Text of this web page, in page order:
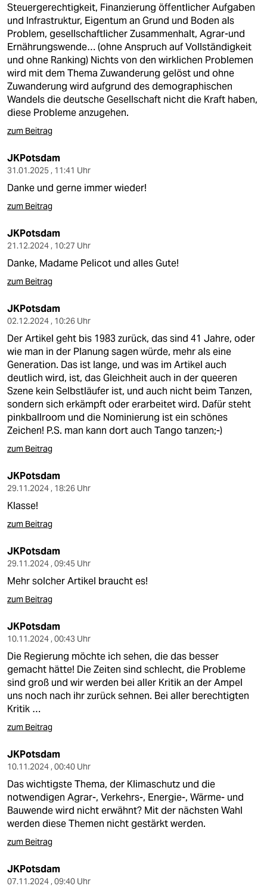
Steuergerechtigkeit, Finanzierung öffentlicher Aufgaben
und Infrastruktur, Eigentum an Grund und Boden als
Problem, gesellschaftlicher Zusammenhalt, Agrar-und
Ernährungswende… (ohne Anspruch auf Vollständigkeit
und ohne Ranking) Nichts von den wirklichen Problemen
wird mit dem Thema Zuwanderung gelöst und ohne
Zuwanderung wird aufgrund des demographischen
Wandels die deutsche Gesellschaft nicht die Kraft haben,
diese Probleme anzugehen.
zum Beitrag
JKPotsdam
31.01.2025 , 11:41 Uhr
Danke und gerne immer wieder!
zum Beitrag
JKPotsdam
21.12.2024 , 10:27 Uhr
Danke, Madame Pelicot und alles Gute!
zum Beitrag
JKPotsdam
02.12.2024 , 10:26 Uhr
Der Artikel geht bis 1983 zurück, das sind 41 Jahre, oder
wie man in der Planung sagen würde, mehr als eine
Generation. Das ist lange, und was im Artikel auch
deutlich wird, ist, das Gleichheit auch in der queeren
Szene kein Selbstläufer ist, und auch nicht beim Tanzen,
sondern sich erkämpft oder erarbeitet wird. Dafür steht
pinkballroom und die Nominierung ist ein schönes
Zeichen! P.S. man kann dort auch Tango tanzen;-)
zum Beitrag
JKPotsdam
29.11.2024 , 18:26 Uhr
Klasse!
zum Beitrag
JKPotsdam
29.11.2024 , 09:45 Uhr
Mehr solcher Artikel braucht es!
zum Beitrag
JKPotsdam
10.11.2024 , 00:43 Uhr
Die Regierung möchte ich sehen, die das besser
gemacht hätte! Die Zeiten sind schlecht, die Probleme
sind groß und wir werden bei aller Kritik an der Ampel
uns noch nach ihr zurück sehnen. Bei aller berechtigten
Kritik …
zum Beitrag
JKPotsdam
10.11.2024 , 00:40 Uhr
Das wichtigste Thema, der Klimaschutz und die
notwendigen Agrar-, Verkehrs-, Energie-, Wärme- und
Bauwende wird nicht erwähnt? Mit der nächsten Wahl
werden diese Themen nicht gestärkt werden.
zum Beitrag
JKPotsdam
07.11.2024 , 09:40 Uhr